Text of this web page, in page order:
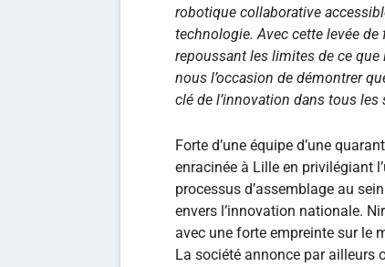
robotique collaborative
technologie. Avec cette levée
repoussant les limites de ce que
nous l’occasion de démontrer
clé de l’innovation dans tous les
Forte d’une équipe d’une
enracinée à Lille en privilégiant
processus d’assemblage au
envers l’innovation nationale.
avec une forte empreinte sur le
La société annonce par ailleurs